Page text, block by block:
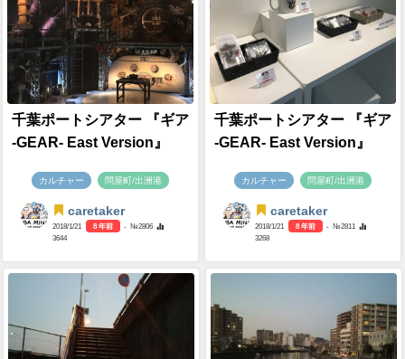
千葉ポートシアター 『ギア
-GEAR- East Version』
カルチャー 問屋町/出洲港
caretaker
2018/1/21 8 年前
- №2806
3644
千葉ポートシアター 『ギア
-GEAR- East Version』
カルチャー 問屋町/出洲港
caretaker
2018/1/21 8 年前
- №2811
3268